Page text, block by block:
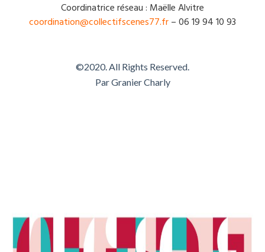
Coordinatrice réseau : Maëlle Alvitre
coordination@collectifscenes77.fr– 06 19 94 10 93
©2020. All Rights Reserved.
Par Granier Charly